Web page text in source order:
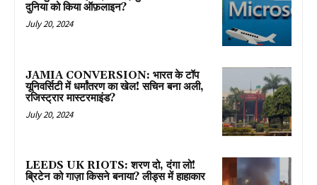
दुनिया को किया ऑफ़लाइन?
July 20, 2024
JAMIA CONVERSION: भारत के टॉप
यूनिवर्सिटी में धर्मांतरण का खेल! सचिन बना अली,
रजिस्ट्रार मास्टरमाइंड?
July 20, 2024
LEEDS UK RIOTS: शरण दो, दंगा लो!
ब्रिटेन को गाज़ा किसने बनाया? लीड्स में हाहाकार